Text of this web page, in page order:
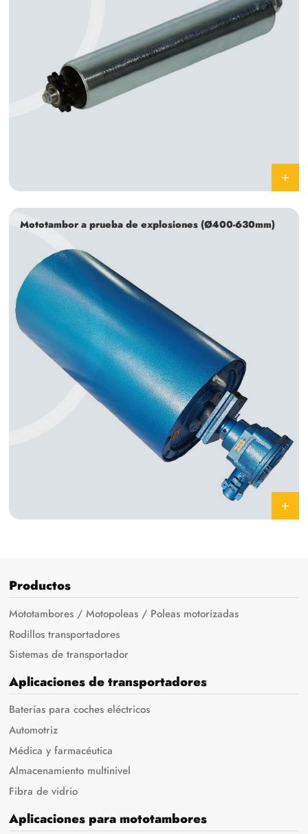
Mototambor a prueba de explosiones (Ø400-630mm)
Productos
Mototambores / Motopoleas / Poleas motorizadas
Rodillos transportadores
Sistemas de transportador
Aplicaciones de transportadores
Baterías para coches eléctricos
Automotriz
Médica y farmacéutica
Almacenamiento multinivel
Fibra de vidrio
Aplicaciones para mototambores